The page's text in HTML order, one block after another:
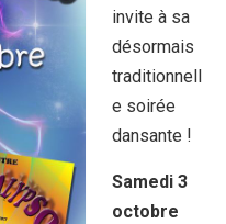
invite à sa
désormais
traditionnell
e soirée
dansante !
Samedi 3
octobre